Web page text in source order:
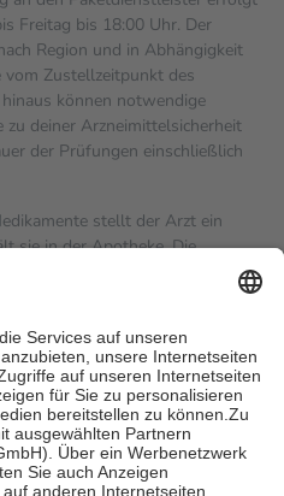
Freitag bis 18:00 Uhr. Der
Region und in Abhängigkeit
Zustellzeitpunkt des
können notwendige
zu deiner Arzneimittelsicherheit
der Prüfungen einschließlich
stellt der Arzt ein
sie in der Apotheke. Die
übernimmt in der Regel die
einen Teil davon als Zuzahlung
in Höhe von zehn
jedochfünf Euround
nie mehr als die
zu entrichten.
auch für Online-Apotheken.
beträgt die